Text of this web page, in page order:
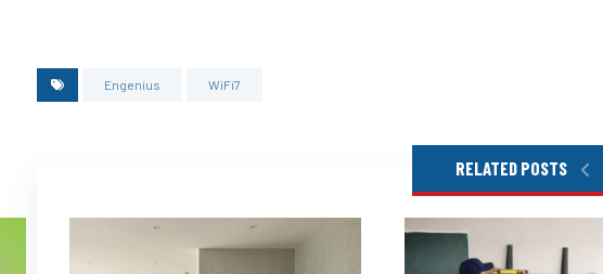
Engenius WiFi7
RELATED POSTS